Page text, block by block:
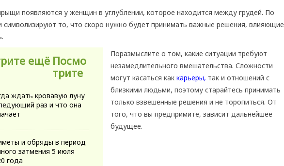
появляются у женщин в углублении, которое находится между грудей. По
символизируют то, что скоро нужно будет принимать важные решения, влияющие
Посмо
трите
ждать кровавую луну
раз и что она
и обряды в период
затмения 5 июля
года
Поразмыслите о том, какие ситуации требуют
незамедлительного вмешательства. Сложности
могут касаться как карьеры, так и отношений с
близкими людьми, поэтому старайтесь принимать
только взвешенные решения и не торопиться. От
того, что вы предпримите, зависит дальнейшее
будущее.